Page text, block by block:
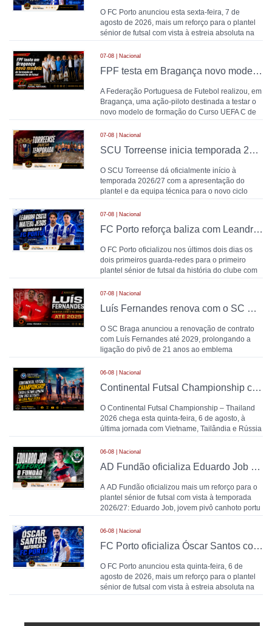
O FC Porto anunciou esta sexta-feira, 7 de
agosto de 2026, mais um reforço para o plantel
sénior de futsal com vista à estreia absoluta na
modalida
07-08 | Nacional
FPF testa em Bragança novo modelo de formação de treinadores de futsal
A Federação Portuguesa de Futebol realizou, em
Bragança, uma ação-piloto destinada a testar o
novo modelo de formação do Curso UEFA C de
Treina
07-08 | Nacional
SCU Torreense inicia temporada 2026/27: Naná comanda plantel jovem
O SCU Torreense dá oficialmente início à
temporada 2026/27 com a apresentação do
plantel e da equipa técnica para o novo ciclo
competitivo na Li
07-08 | Nacional
FC Porto reforça baliza com Leandro Costa e Mateus Jesus
O FC Porto oficializou nos últimos dois dias os
dois primeiros guarda-redes para o primeiro
plantel sénior de futsal da história do clube com
vista
07-08 | Nacional
Luís Fernandes renova com o SC Braga até 2029
O SC Braga anunciou a renovação de contrato
com Luís Fernandes até 2029, prolongando a
ligação do pivô de 21 anos ao emblema
arsenalista. A
06-08 | Nacional
Continental Futsal Championship chega à última jornada com três seleções na luta pelo título
O Continental Futsal Championship – Thailand
2026 chega esta quinta-feira, 6 de agosto, à
última jornada com Vietname, Tailândia e Rússia
a
06-08 | Nacional
AD Fundão oficializa Eduardo Job como reforço para 2026/27
A AD Fundão oficializou mais um reforço para o
plantel sénior de futsal com vista à temporada
2026/27: Eduardo Job, jovem pivô canhoto portu
06-08 | Nacional
FC Porto oficializa Óscar Santos como 13.º reforço para o futsal: "O futsal acompanhou-me durante toda a vida"
O FC Porto anunciou esta quinta-feira, 6 de
agosto de 2026, mais um reforço para o plantel
sénior de futsal com vista à estreia absoluta na
modalid